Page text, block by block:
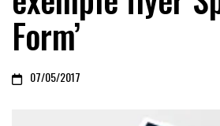
Form’
07/05/2017